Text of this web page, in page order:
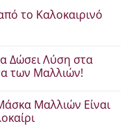
το Καλοκαιρινό
Δώσει Λύση στα
των Μαλλιών!
Μαλλιών Είναι